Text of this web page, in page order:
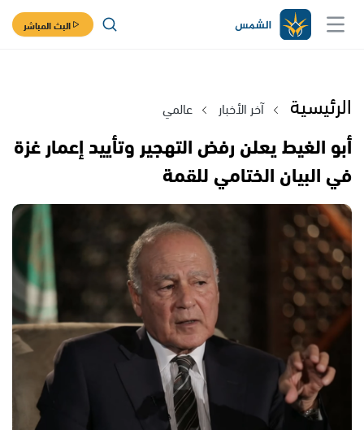
البث المباشر
الرئيسية آخر الأخبار عالمي
أبو الغيط يعلن رفض التهجير وتأييد إعمار غزة
في البيان الختامي للقمة